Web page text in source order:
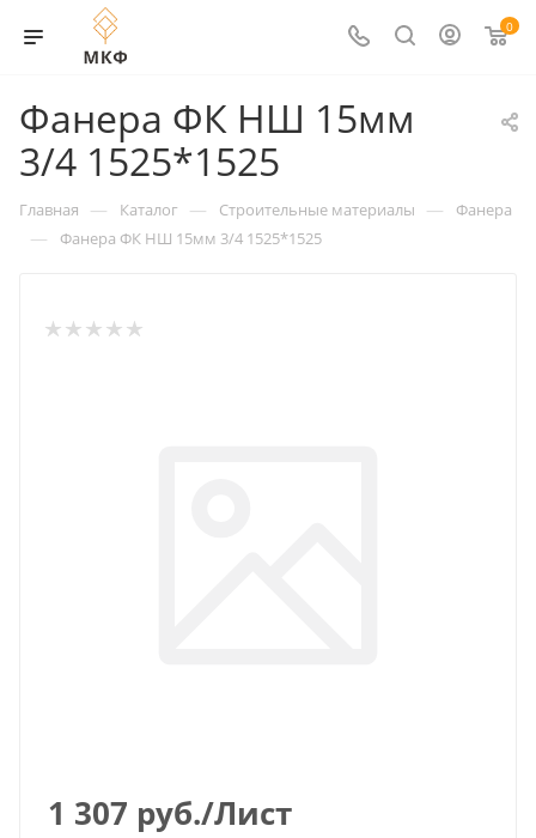
0
Фанера ФК НШ 15мм
3/4 1525*1525
Главная — Каталог — Строительные материалы — Фанера
— Фанера ФК НШ 15мм 3/4 1525*1525
1 307 руб./Лист